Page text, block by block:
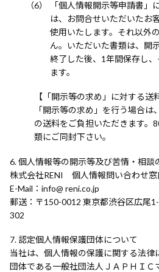
「個人情報開示等申請書」
は、お問合せいただいたお
使用いたします。それ以外
ん。いただいた書類は、開
終了した後、1年間保存し
ます。
【「開示等の求め」に対する送
「開示等の求め」を行う場合
の送料をご負担いただきます。
類にご同封下さい。
個人情報等の開示等及び苦情・相談
株式会社RENI 個人情報問い合わせ窓
E-Mail
info@ reni.co.jp
郵送
〒150-0012 東京都渋谷区広
302
認定個人情報保護団体について
当社は、個人情報の保護に関する法
団体である一般社団法人ＪＡＰＨＩＣ